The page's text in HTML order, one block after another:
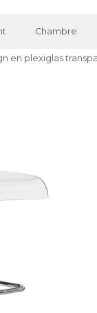
Chambre
en plexiglas